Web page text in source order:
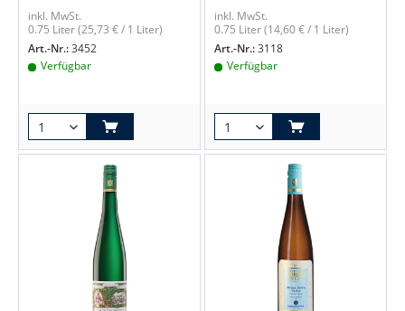
inkl. MwSt.
0.75 Liter(25,73 € / 1 Liter)
Art.-Nr.:3452
Verfügbar
inkl. MwSt.
0.75 Liter(14,60 € / 1 Liter)
Art.-Nr.:3118
Verfügbar